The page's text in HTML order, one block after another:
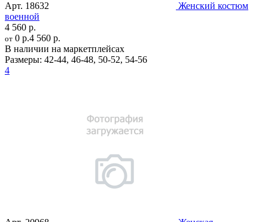
Арт. 18632
Женский костюм
военной
4 560 р.
от 0 р.4 560 р.
В наличии на маркетплейсах
Размеры: 42-44, 46-48, 50-52, 54-56
4